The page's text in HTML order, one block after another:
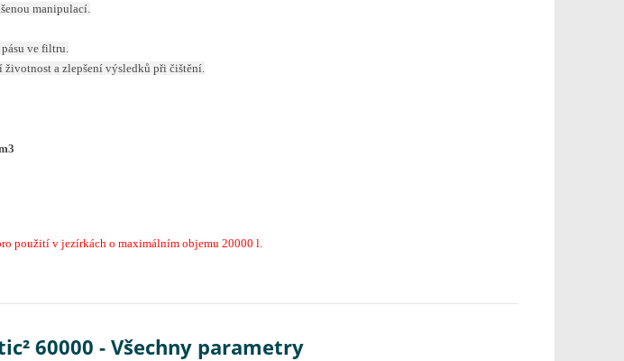
manipulací.
ve filtru.
a zlepšení výsledků při čištění.
použití v jezírkách o maximálním objemu 20000 l.
60000 - Všechny parametry